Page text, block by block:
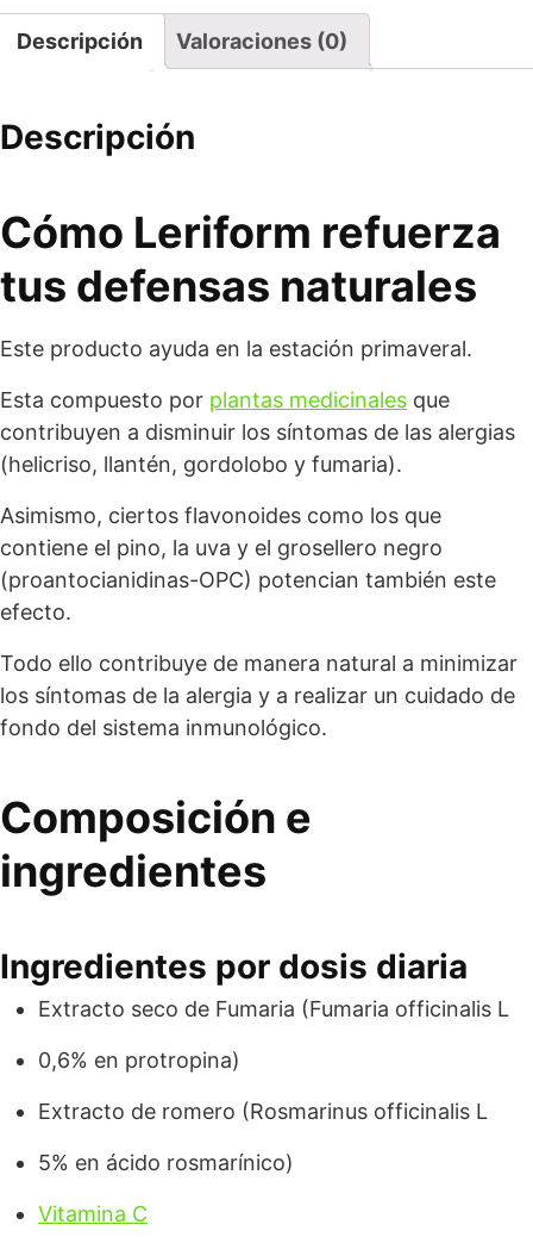
Descripción Valoraciones (0)
Descripción
Cómo Leriform refuerza
tus defensas naturales
Este producto ayuda en la estación primaveral.
Esta compuesto por plantas medicinales que
contribuyen a disminuir los síntomas de las alergias
(helicriso, llantén, gordolobo y fumaria).
Asimismo, ciertos flavonoides como los que
contiene el pino, la uva y el grosellero negro
(proantocianidinas-OPC) potencian también este
efecto.
Todo ello contribuye de manera natural a minimizar
los síntomas de la alergia y a realizar un cuidado de
fondo del sistema inmunológico.
Composición e
ingredientes
Ingredientes por dosis diaria
Extracto seco de Fumaria (Fumaria officinalis L
0,6% en protropina)
Extracto de romero (Rosmarinus officinalis L
5% en ácido rosmarínico)
Vitamina C